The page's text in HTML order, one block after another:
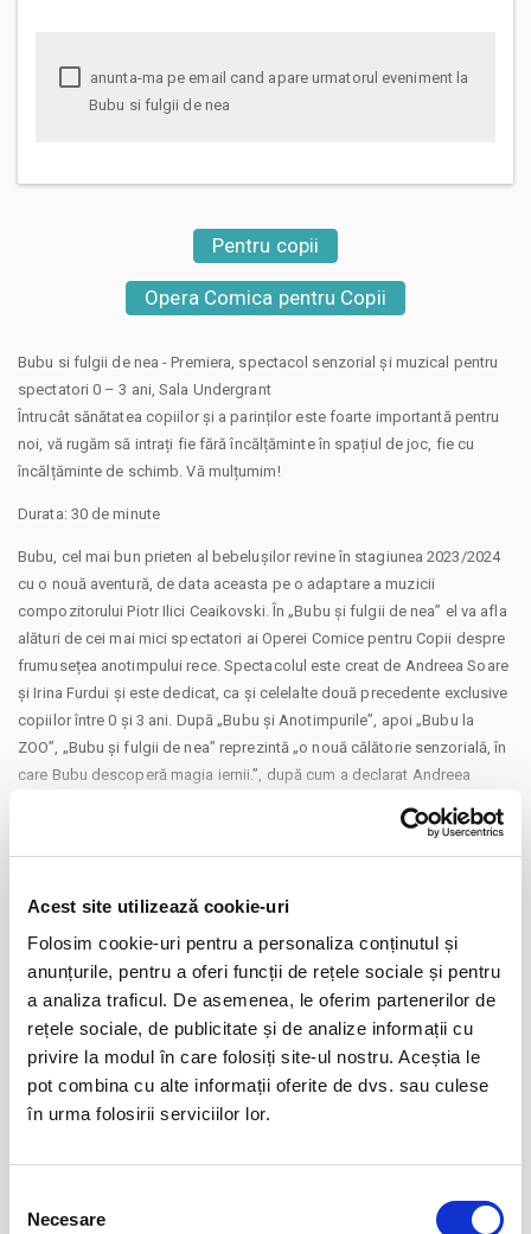
Acest site utilizează cookie-uri
Folosim cookie-uri pentru a personaliza conținutul și
anunțurile, pentru a oferi funcții de rețele sociale și pentru
a analiza traficul. De asemenea, le oferim partenerilor de
rețele sociale, de publicitate și de analize informații cu
privire la modul în care folosiți site-ul nostru. Aceștia le
pot combina cu alte informații oferite de dvs. sau culese
în urma folosirii serviciilor lor.
consimțământului
Necesare
Bubu si fulgii de nea
Pentru copii
Opera Comica pentru Copii
Bubu si fulgii de nea - Premiera, spectacol senzorial și muzical pentru
spectatori 0 – 3 ani, Sala Undergrant
Întrucât sănătatea copiilor şi a parinților este foarte importantă pentru
noi, vă rugăm să intrați fie fără încălțăminte în spațiul de joc, fie cu
încălțăminte de schimb. Vă mulțumim!
Durata: 30 de minute
Bubu, cel mai bun prieten al bebelușilor revine în stagiunea 2023/2024
cu o nouă aventură, de data aceasta pe o adaptare a muzicii
compozitorului Piotr Ilici Ceaikovski. În „Bubu și fulgii de nea” el va afla
alături de cei mai mici spectatori ai Operei Comice pentru Copii despre
frumusețea anotimpului rece. Spectacolul este creat de Andreea Soare
și Irina Furdui și este dedicat, ca și celelalte două precedente exclusive
copiilor între 0 și 3 ani. După „Bubu și Anotimpurile”, apoi „Bubu la
ZOO”, „Bubu și fulgii de nea” reprezintă „o nouă călătorie senzorială, în
care Bubu descoperă magia iernii.”, după cum a declarat Andreea
Va aducem la cunostinta ca pe langa preturile biletelor sau
abonamentelor afisate, pot exista si costuri aditionale ce trebuie
suportate de dvs., respectiv: cost de livrare (in cazul in care veti solicita
livrarea prin curier a biletului/abonamentului); cost Asigurare En Garde
(in cazul in care veti opta pentru incheierea unei asigurari de bilete) si
cost procesare Bilete.ro, costuri indentificate separat in pasii comenzii.
Prin cumpararea unui bilet sau abonament de pe site-ul nostru Bilete.ro,
cumparatorul se obliga sa respecte Regulile de participare si acces la
Un bilet este valabil pentru o singura persoana. Toti participantii la
eveniment, adulti si copii, trebuie sa cumpere bilet sau abonament,
Evenimente similare
Destiny Gift Pass
Bucuresti
01